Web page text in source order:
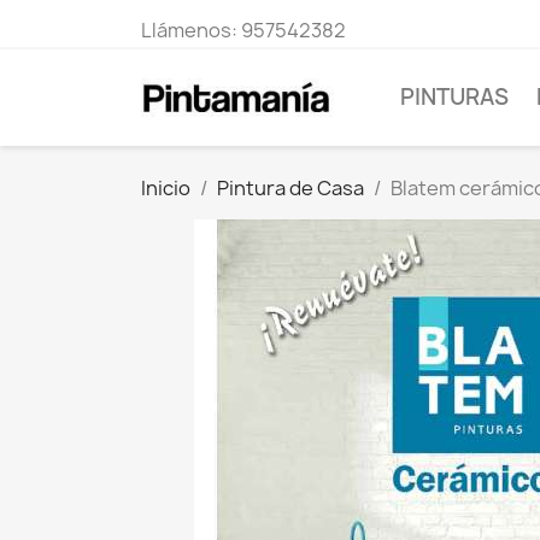
Llámenos: 957542382
PINTURAS
Inicio Pintura de Casa Blatem